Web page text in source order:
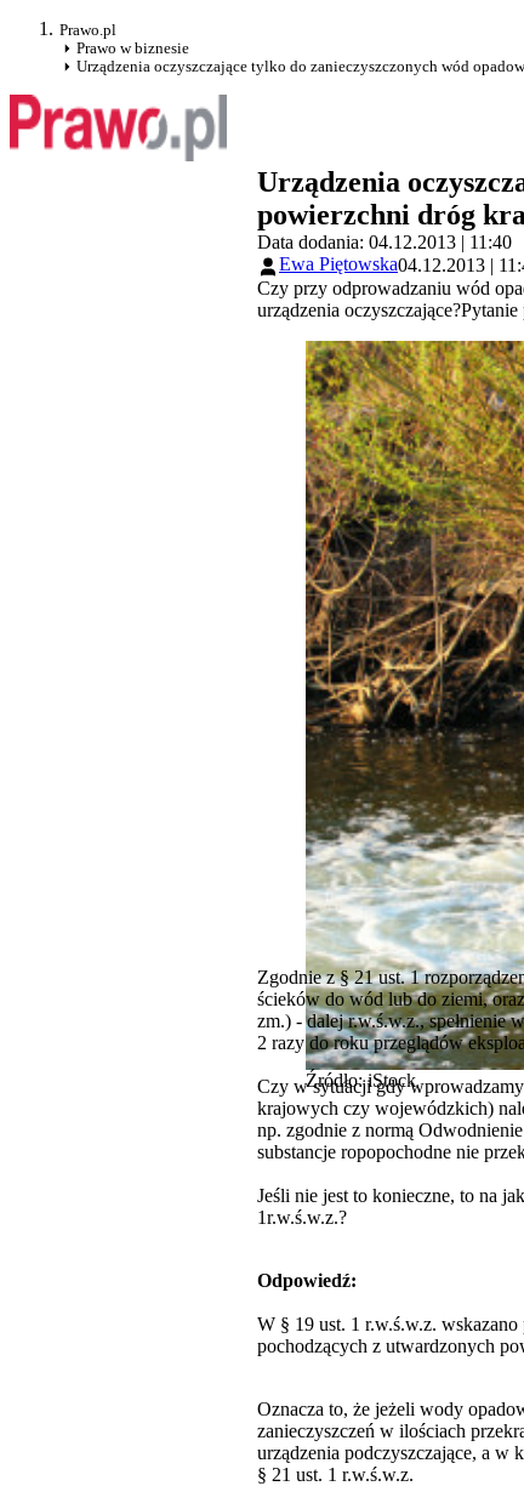
Prawo.pl
Prawo w biznesie
Urządzenia oczyszczające tylko do zanieczyszczonych wód
Urządzenia
powierzchni dróg
Data dodania: 04.12.2013 | 11:40
Ewa Piętowska04.12.2013 |
Czy przy odprowadzaniu wód
urządzenia
Źródło: iStock
Zgodnie z § 21 ust. 1
ścieków do wód lub do ziemi,
zm.) - dalej r.w.ś.w.z., spełnienie
2 razy do roku przeglądów
Czy w sytuacji gdy
krajowych czy wojewódzkich)
np. zgodnie z normą
substancje ropopochodne nie
Jeśli nie jest to konieczne, to na
1r.w.ś.w.z.?
Odpowiedź:
W § 19 ust. 1 r.w.ś.w.z.
pochodzących z utwardzonych
Oznacza to, że jeżeli wody
zanieczyszczeń w ilościach
urządzenia podczyszczające, a w
§ 21 ust. 1 r.w.ś.w.z.